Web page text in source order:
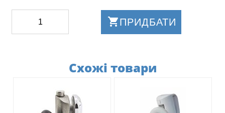
ПРИДБАТИ
Схожі товари